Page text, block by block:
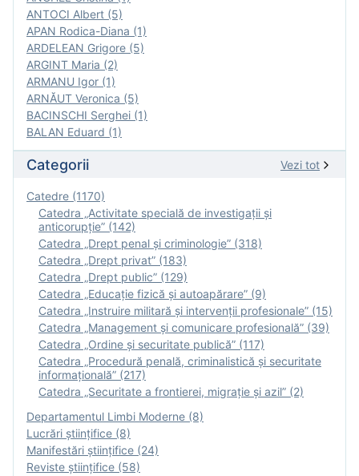
ANTOCI Albert (5)
APAN Rodica-Diana (1)
ARDELEAN Grigore (5)
ARGINT Maria (2)
ARMANU Igor (1)
ARNĂUT Veronica (5)
BACINSCHI Serghei (1)
BALAN Eduard (1)
Categorii Vezi tot
Catedre (1170)
Catedra „Activitate specială de investigaţii şi
anticorupție” (142)
Catedra „Drept penal și criminologie” (318)
Catedra „Drept privat” (183)
Catedra „Drept public” (129)
Catedra „Educație fizică şi autoapărare” (9)
Catedra „Instruire militară şi intervenţii profesionale” (15)
Catedra „Management și comunicare profesională” (39)
Catedra „Ordine și securitate publică” (117)
Catedra „Procedură penală, criminalistică și securitate
informațională” (217)
Catedra „Securitate a frontierei, migrație și azil” (2)
Departamentul Limbi Moderne (8)
Lucrări științifice (8)
Manifestări ştiinţifice (24)
Reviste ştiinţifice (58)